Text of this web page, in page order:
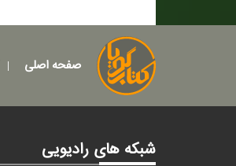
۱۴۰۳/۰۵/۲۴
صفحه اصلی
شبکه های رادیویی